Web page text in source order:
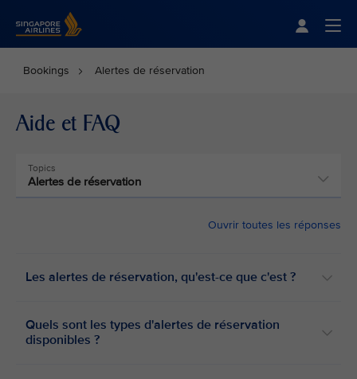
Bookings Alertes de réservation
Aide et FAQ
Topics
Alertes de réservation
Ouvrir toutes les réponses
Les alertes de réservation, qu'est-ce que c'est ?
Quels sont les types d'alertes de réservation
disponibles ?